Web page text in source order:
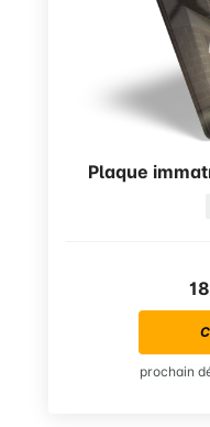
Plaque
prochain